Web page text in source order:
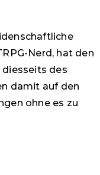
Nerd, hat den
des
damit auf den
ohne es zu